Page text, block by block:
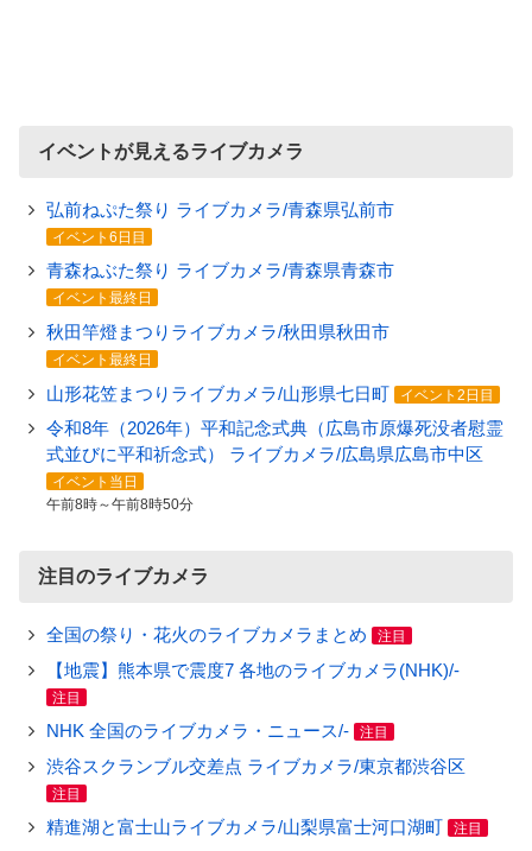
イベントが見えるライブカメラ
弘前ねぷた祭り ライブカメラ/青森県弘前市
イベント6日目
青森ねぶた祭り ライブカメラ/青森県青森市
イベント最終日
秋田竿燈まつりライブカメラ/秋田県秋田市
イベント最終日
山形花笠まつりライブカメラ/山形県七日町 イベント2日目
令和8年（2026年）平和記念式典（広島市原爆死没者慰霊
式並びに平和祈念式） ライブカメラ/広島県広島市中区
イベント当日
午前8時～午前8時50分
注目のライブカメラ
全国の祭り・花火のライブカメラまとめ 注目
【地震】熊本県で震度7 各地のライブカメラ(NHK)/-
注目
NHK 全国のライブカメラ・ニュース/- 注目
渋谷スクランブル交差点 ライブカメラ/東京都渋谷区
注目
精進湖と富士山ライブカメラ/山梨県富士河口湖町 注目